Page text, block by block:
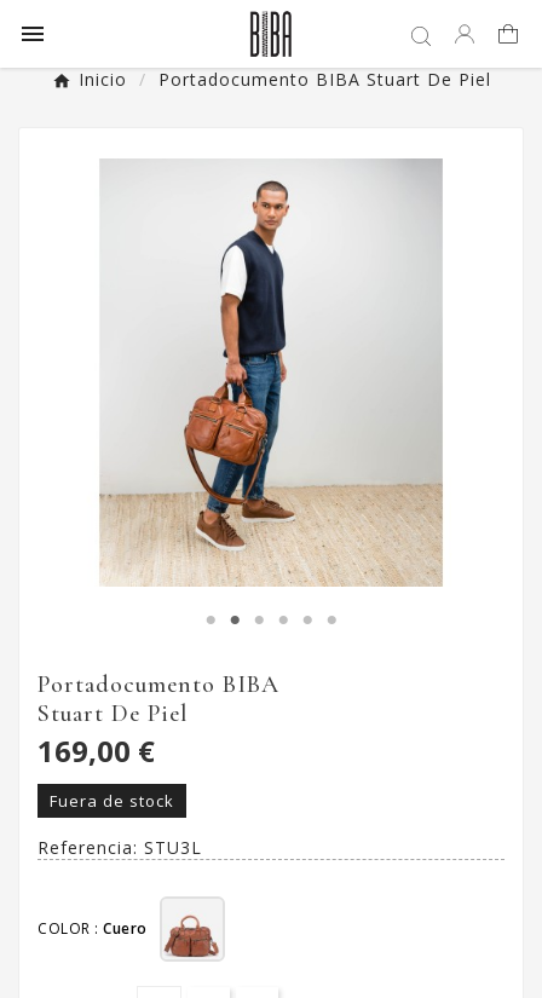

Inicio Portadocumento BIBA Stuart De Piel
Portadocumento BIBA
Stuart De Piel
169,00 €
Fuera de stock
Referencia: STU3L
COLOR : Cuero